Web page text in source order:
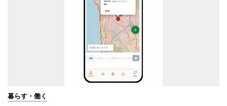
暮らす・働く